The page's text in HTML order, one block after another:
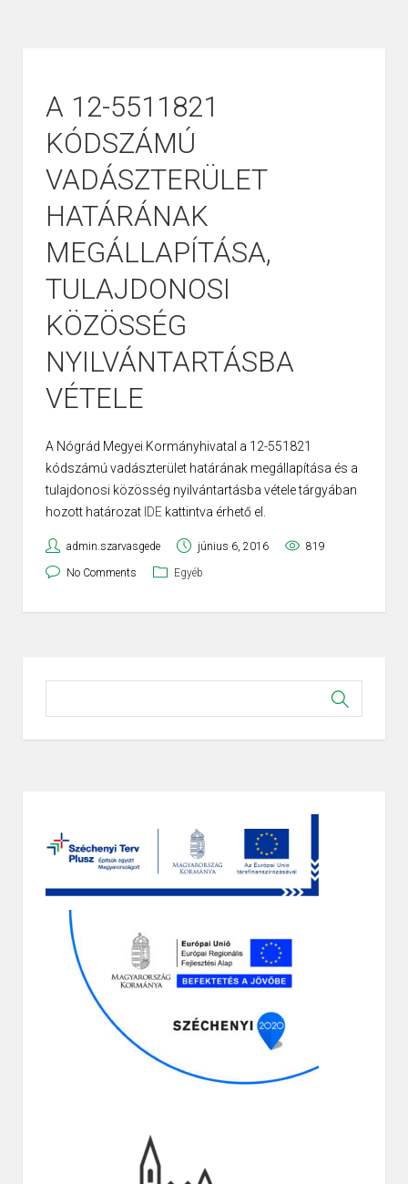
A 12-5511821
KÓDSZÁMÚ
VADÁSZTERÜLET
HATÁRÁNAK
MEGÁLLAPÍTÁSA,
TULAJDONOSI
KÖZÖSSÉG
NYILVÁNTARTÁSBA
VÉTELE
A Nógrád Megyei Kormányhivatal a 12-551821
kódszámú vadászterület határának megállapítása és a
tulajdonosi közösség nyilvántartásba vétele tárgyában
hozott határozat IDE kattintva érhető el.
admin.szarvasgede június 6, 2016 819
No Comments Egyéb